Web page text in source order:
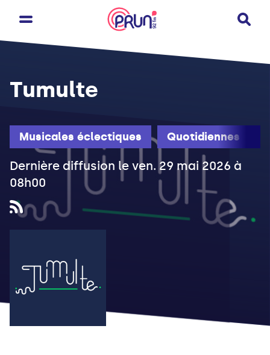
Musicales éclectiques Quotidiennes
Tumulte
Dernière diffusion le ven. 29 mai 2026 à
08h00